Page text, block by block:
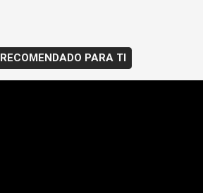
RECOMENDADO PARA TI